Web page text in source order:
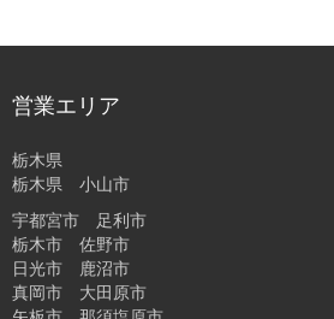
営業エリア
栃木県
栃木県 小山市
宇都宮市 足利市
栃木市 佐野市
日光市 鹿沼市
真岡市 大田原市